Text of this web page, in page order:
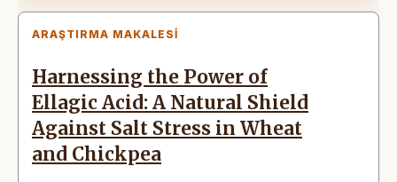
ARAŞTIRMA MAKALESI
Harnessing the Power of
Ellagic Acid: A Natural Shield
Against Salt Stress in Wheat
and Chickpea